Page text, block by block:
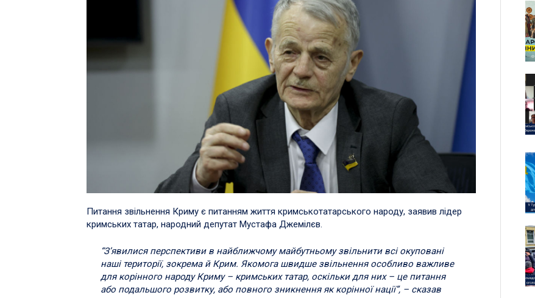
Питання звільнення Криму є питанням життя кримськотатарського народу, заявив лідер
кримських татар, народний депутат Мустафа Джемілєв.
“З’явилися перспективи в найближчому майбутньому звільнити всі окуповані
наші території, зокрема й Крим. Якомога швидше звільнення особливо важливе
для корінного народу Криму – кримських татар, оскільки для них – це питання
або подальшого розвитку, або повного зникнення як корінної нації”, – сказав